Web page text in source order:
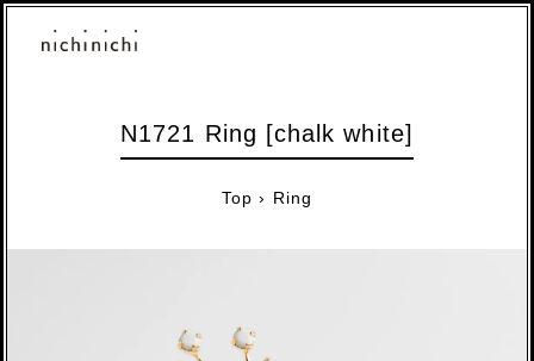
N1721 Ring [chalk white]
Top › Ring